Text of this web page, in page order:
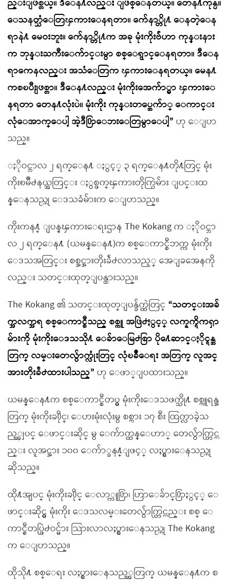
ည္းျဖစ္တယ္။ ဒီေန႔လည္း ျဖစ္ေနတယ္။ တေန႔ကုန္ပဲ။
ေသနတ္သံေတြၾကားေနရတာ။ က်ေနာ္တို႔ ေနတဲ့ေန
ရာနဲ႔ မေဝးဘူး။ က်ေနာ္တို႔က အခု မုံးကိုးဗ်ဴဟာ ကုန္းနား
က ဘုန္းႀကီးေက်ာင္းမွာ စစ္ေရွာင္ေနရတာ။ ဒီေန
ရာကေနလည္း အသံေတြက ၾကားေနရတယ္။ မေန႔
ကစၿပီးျဖစ္တာ။ ဒီေန႔လည္း မုံးကိုးအေက်ာ္မွာ ၾကားေ
နရတာ တေန႔လုံးပဲ။ မုံးကိုး ကုန္းတပ္အေက်ာ္ ေကာင္း
လုံေအာက္ေပါ့ အဲ့ဒီ႐ြာေဘးေတြမွာေပါ့” ဟု ေျပာ
သည္။
ႏိုဝင္ဘာလ ၂ ရက္ေန႔ ႏွင့္ ၃ ရက္ေန႔တို႔တြင္ မုံး
ကိုးၿမိဳ႕နယ္အတြင္း ႏွစ္ဖက္ၾကားတိုက္ပြဲမ်ား ျပင္းထ
န္ေနသည္ဟု ေဒသခံမ်ားက ေျပာသည္။
ကိုးကန႔္ ျပန္ၾကားေရးဌာန The Kokang က ႏိုဝင္ဘာ
လ ၂ ရက္ေန႔ (ယမန္ေန႔)က စစ္ေကာင္စီဘက္က မုံးကိုး
ေဒသအတြင္း စစ္အင္အားတိုးခ်ဲ႕လာသည့္ အေျခအေနကို
လည္း သတင္းထုတ္ျပန္ထားသည္။
The Kokang ၏ သတင္းထုတ္ျပန္ခ်က္ထဲတြင္ “သတင္းအခ်
က္အလက္အရ စစ္ေကာင္စီသည္ စစ္ကူ အဖြဲ႕ႏွင့္ လက္နက္ရိကၡာ
မ်ားကို မုံးကိုးေဒသသို႔ ေခ်ာေမြ႕စြာ ပို႔ေဆာင္ႏိုင္ရန္အ
တြက္ လမ္းတေလွ်ာက္လုံးတြင္ လုံၿခဳံေရး အတြက္ လူအင္
အားတိုးခ်ဲ႕ထားပါသည္” ဟု ေဖာ္ျပထားသည္။
ယမန္ေန႔က စစ္ေကာင္စီတပ္မွ မုံးကိုးေဒသဖက္သို႔ စစ္ကူရန္အ
တြက္ မုံးကိုးခ႐ိုင္၊ ေဟးမုံးလုံးမွ စစ္ကား ၁၇ စီး ထြက္လာခဲ့သ
ည့္အျပင္ ေဖာင္းဆိုင္ မွ ေက်ာက္ထန္ေဟာ္ တေလွ်ာက္တြင္လ
ည္း လူအင္အား ၁၀၀ ေက်ာ္ခန႔္ျဖင့္ လႈပ္ရွားေနသည္ဟု
ဆိုသည္။
ထို႔အျပင္ မုံးကိုးခ႐ိုင္ ေလာ္ကူ႐ြာ၊ ဟြာေခ်ာင္႐ြာႏွင့္ ေ
ဖာင္းဆိုင္မွ မုံးကိုး ေဒသလမ္းတေလွ်ာက္တြင္လည္း စစ္ ေ
ကာင္စီတပ္ဖြဲ႕ဝင္မ်ား သြားလာလႈပ္ရွားေနသည္ဟု The Kokang
က ေျပာသည္။
ထိုသို႔ စစ္ေရး လႈပ္ရွားေနသည့္အတြက္ ယမန္ေန႔က စ